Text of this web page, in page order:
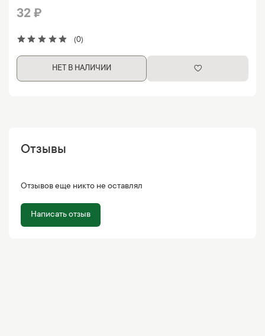
(0)
32 ₽
НЕТ В НАЛИЧИИ
Отзывы
Отзывов еще никто не оставлял
Написать отзыв